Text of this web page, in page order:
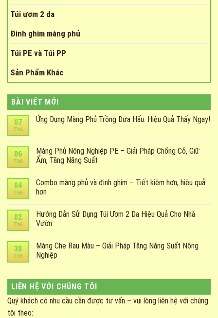
Túi ươm 2 da
Đinh ghim màng phủ
Túi PE và Túi PP
Sản Phẩm Khác
BÀI VIẾT MỚI
07
Th6
Ứng Dụng Màng Phủ Trồng Dưa Hấu: Hiệu Quả Thấy Ngay!
06
Th6
Màng Phủ Nông Nghiệp PE – Giải Pháp Chống Cỏ, Giữ
Ẩm, Tăng Năng Suất
04
Th6
Combo màng phủ và đinh ghim – Tiết kiệm hơn, hiệu quả
hơn
02
Th6
Hướng Dẫn Sử Dụng Túi Ươm 2 Da Hiệu Quả Cho Nhà
Vườn
30
Th5
Màng Che Rau Màu – Giải Pháp Tăng Năng Suất Nông
Nghiệp
LIÊN HỆ VỚI CHÚNG TÔI
Quý khách có nhu cầu cần được tư vấn – vui lòng liên hệ với chúng
tôi theo: